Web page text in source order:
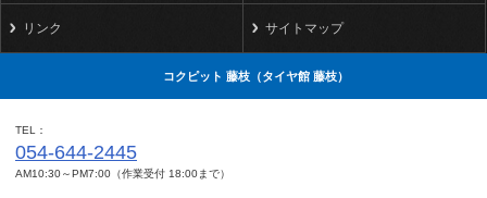
リンク サイトマップ
コクピット 藤枝（タイヤ館 藤枝）
TEL
054-644-2445
AM10:30～PM7:00（作業受付 18:00まで）